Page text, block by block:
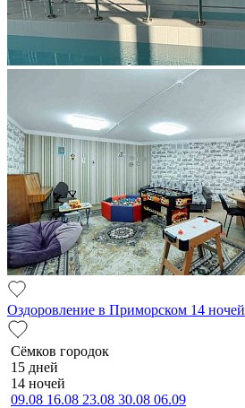
Оздоровление в Приморском 14 ночей
Сёмков городок
15 дней
14 ночей
09.08 16.08 23.08 30.08 06.09